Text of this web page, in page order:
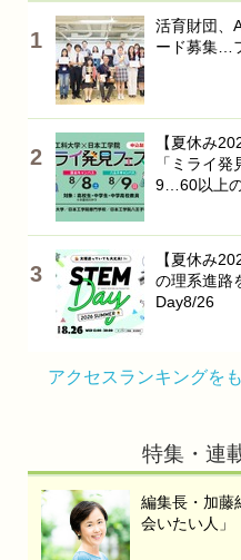
活育財団、
ード募集…
【夏休み
「ミライ
9…60以上
【夏休み
の理系進路
Day8/26
アクセスランキングを
特集・連
編集長・加藤
会いたい人」